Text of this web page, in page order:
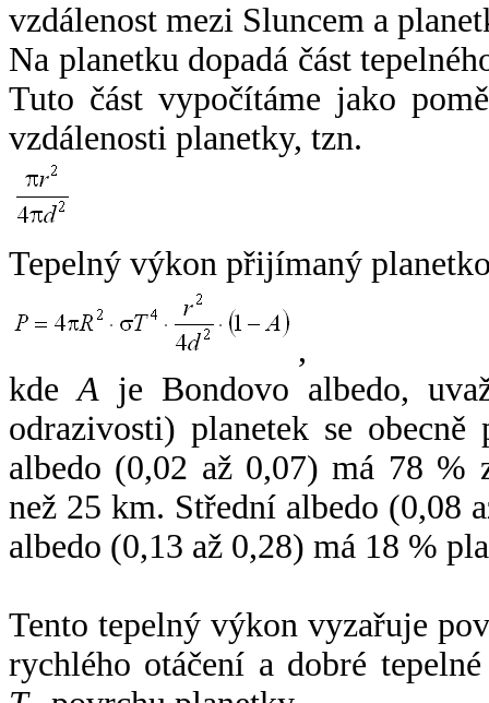
vzdálenost mezi Sluncem a
Na planetku dopadá část
Tuto část vypočítáme jako
vzdálenosti planetky, tzn.
Tepelný výkon přijímaný
,
kdeA je Bondovo albedo,
odrazivosti) planetek se
albedo (0,02 až 0,07) má 78 %
než 25 km. Střední albedo (0,08
albedo (0,13 až 0,28) má 18 %
Tento tepelný výkon vyzařuje
rychlého otáčení a dobré